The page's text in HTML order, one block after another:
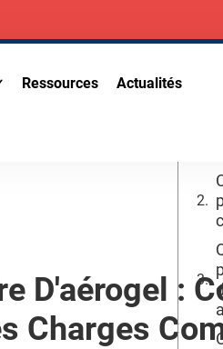
Ressources Actualités
D'aérogel :
Charges